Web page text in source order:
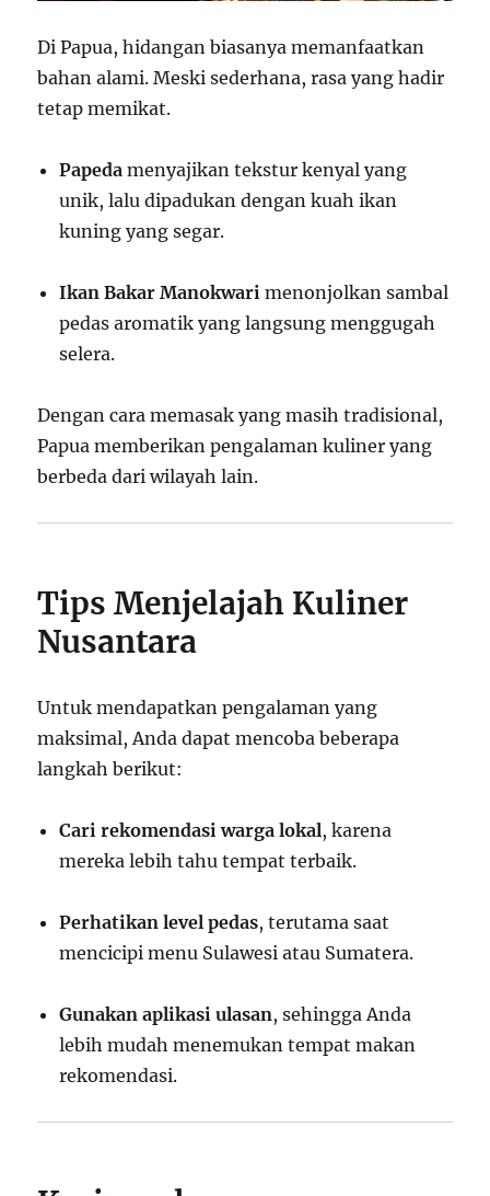
Di Papua, hidangan biasanya memanfaatkan
bahan alami. Meski sederhana, rasa yang hadir
tetap memikat.
Papeda menyajikan tekstur kenyal yang
unik, lalu dipadukan dengan kuah ikan
kuning yang segar.
Ikan Bakar Manokwari menonjolkan sambal
pedas aromatik yang langsung menggugah
selera.
Dengan cara memasak yang masih tradisional,
Papua memberikan pengalaman kuliner yang
berbeda dari wilayah lain.
Tips Menjelajah Kuliner
Nusantara
Untuk mendapatkan pengalaman yang
maksimal, Anda dapat mencoba beberapa
langkah berikut:
Cari rekomendasi warga lokal, karena
mereka lebih tahu tempat terbaik.
Perhatikan level pedas, terutama saat
mencicipi menu Sulawesi atau Sumatera.
Gunakan aplikasi ulasan, sehingga Anda
lebih mudah menemukan tempat makan
rekomendasi.